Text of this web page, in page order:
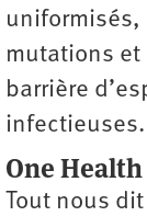
uniformisés,
mutations et
barrière
infectieuses.
One Health
Tout nous